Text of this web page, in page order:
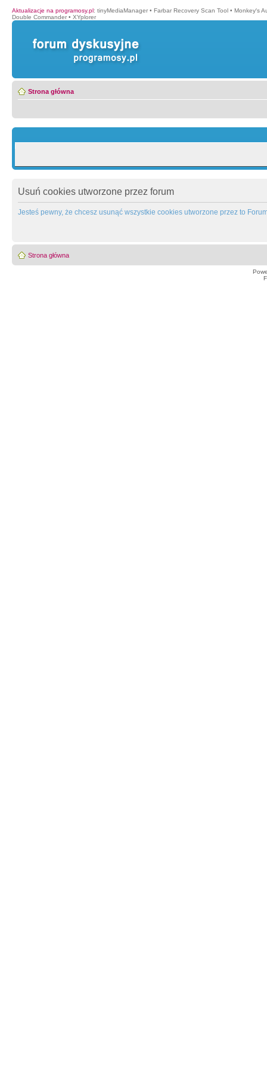
Aktualizacje na programosy.pl: tinyMediaManager • Farbar Recovery Scan Tool • Monkey′s
Double Commander • XYplorer
Strona główna
Usuń cookies utworzone przez forum
Jesteś pewny, że chcesz usunąć wszystkie cookies utworzone przez to
Strona główna